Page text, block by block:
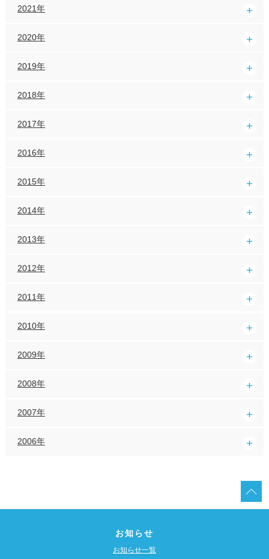
2021年
2020年
2019年
2018年
2017年
2016年
2015年
2014年
2013年
2012年
2011年
2010年
2009年
2008年
2007年
2006年
お知らせ
お知らせ一覧